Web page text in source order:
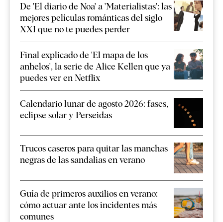
De 'El diario de Noa' a 'Materialistas': las
mejores películas románticas del siglo
XXI que no te puedes perder
Final explicado de 'El mapa de los
anhelos', la serie de Alice Kellen que ya
puedes ver en Netflix
Calendario lunar de agosto 2026: fases,
eclipse solar y Perseidas
Trucos caseros para quitar las manchas
negras de las sandalias en verano
Guía de primeros auxilios en verano:
cómo actuar ante los incidentes más
comunes